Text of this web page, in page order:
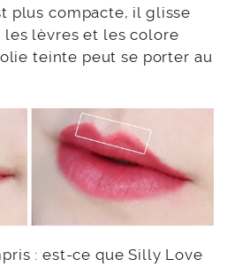
plus compacte, il glisse
les lèvres et les colore
teinte peut se porter au
: est-ce que Silly Love